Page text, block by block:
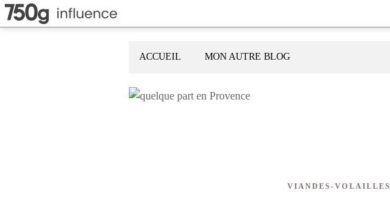
ACCUEIL MON AUTRE BLOG
VIANDES-VOLAILLES